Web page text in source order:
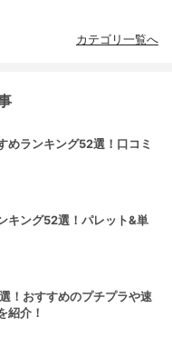
カテゴリ一覧へ
めランキング52選！口コミ
キング52選！パレット&単
！おすすめのプチプラや速
紹介！